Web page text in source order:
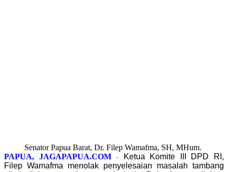
Senator Papua Barat, Dr. Filep Wamafma, SH, MHum.
PAPUA, JAGAPAPUA.COM-
Ketua Komite III DPD RI,
Filep Wamafma menolak penyelesaian masalah tambang